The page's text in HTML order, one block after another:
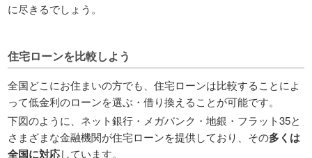
に尽きるでしょう。
住宅ローンを比較しよう
全国どこにお住まいの方でも、住宅ローンは比較することによ
って低金利のローンを選ぶ・借り換えることが可能です。
下図のように、ネット銀行・メガバンク・地銀・フラット35と
さまざまな金融機関が住宅ローンを提供しており、その多くは
全国に対応しています。